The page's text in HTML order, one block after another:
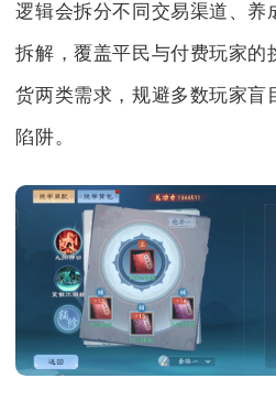
逻辑会拆分不同交易渠道、养
拆解，覆盖平民与付费玩家的
货两类需求，规避多数玩家盲
陷阱。